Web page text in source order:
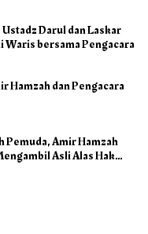
Darul dan Laskar
Waris bersama Pengacara
Hamzah dan Pengacara
Pemuda, Amir Hamzah
Asli Alas Hak